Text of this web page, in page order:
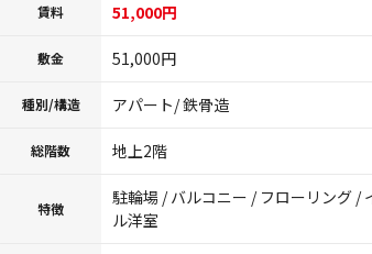
賃料 51,000円
敷金 51,000円
種別/構造 アパート/ 鉄骨造
総階数 地上2階
特徴
駐輪場 / バルコニー / フローリング /
ル洋室